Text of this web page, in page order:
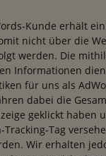
Kunde erhält
nicht über die
werden. Die
Informationen
für uns als
dabei die
geklickt haben
Tracking-Tag
Wir erhalten